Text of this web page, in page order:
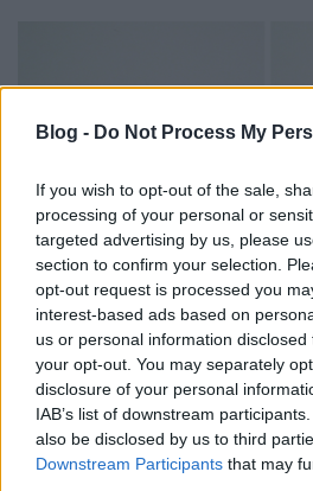
Blog - Do Not Process My
If you wish to opt-out of the sale,
processing of your personal or
targeted advertising by us, please
section to confirm your selection.
opt-out request is processed you
interest-based ads based on
us or personal information
your opt-out. You may separately
disclosure of your personal
IAB’s list of downstream
also be disclosed by us to third
Downstream Participants that may